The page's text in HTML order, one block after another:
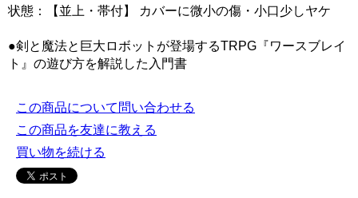
状態：【並上・帯付】 カバーに微小の傷・小口少しヤケ
●剣と魔法と巨大ロボットが登場するTRPG『ワースブレイ
ト』の遊び方を解説した入門書
この商品について問い合わせる
この商品を友達に教える
買い物を続ける